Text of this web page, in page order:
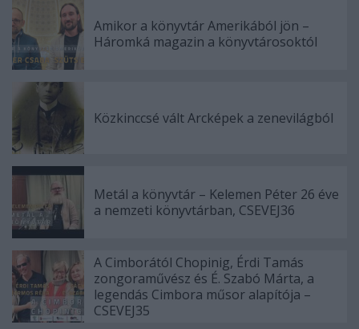
Amikor a könyvtár Amerikából jön –
Háromká magazin a könyvtárosoktól
Közkinccsé vált Arcképek a zenevilágból
Metál a könyvtár – Kelemen Péter 26 éve
a nemzeti könyvtárban, CSEVEJ36
A Cimborától Chopinig, Érdi Tamás
zongoraművész és É. Szabó Márta, a
legendás Cimbora műsor alapítója –
CSEVEJ35